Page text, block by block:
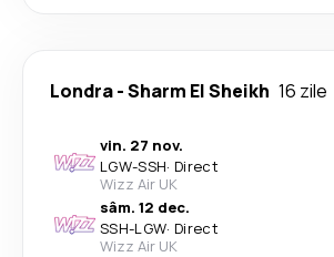
Londra-Sharm El Sheikh 16 zile
vin. 27 nov.
LGW-SSH· Direct
Wizz Air UK
sâm. 12 dec.
SSH-LGW· Direct
Wizz Air UK